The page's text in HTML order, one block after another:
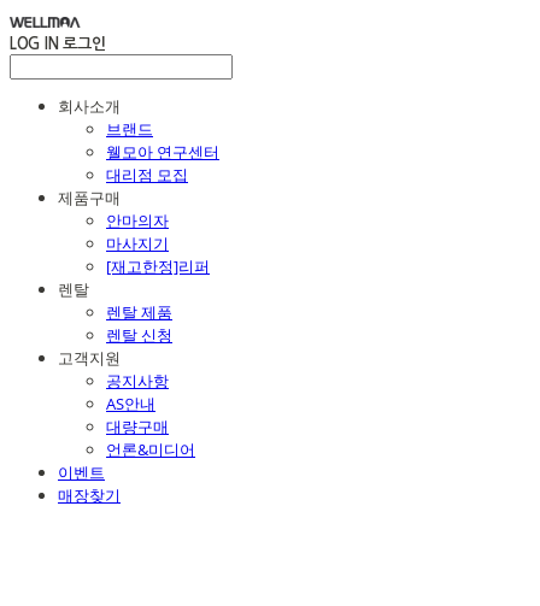
LOG IN 로그인
회사소개
브랜드
웰모아 연구센터
대리점 모집
제품구매
안마의자
마사지기
[재고한정]리퍼
렌탈
렌탈 제품
렌탈 신청
고객지원
공지사항
AS안내
대량구매
언론&미디어
이벤트
매장찾기